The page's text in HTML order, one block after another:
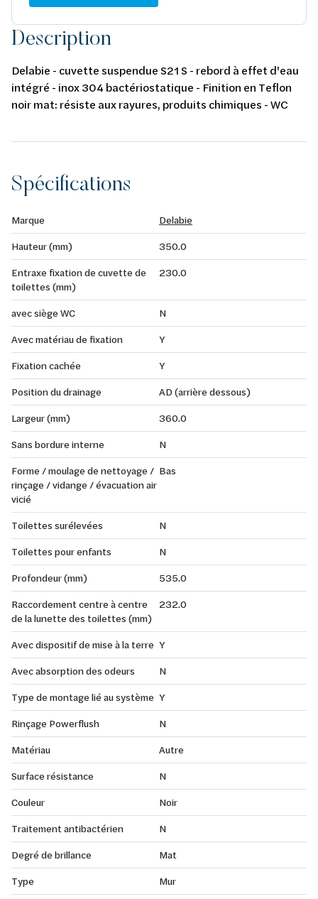
Description
Delabie - cuvette suspendue S21 S - rebord à effet d'eau
intégré - inox 304 bactériostatique - Finition en Teflon
noir mat: résiste aux rayures, produits chimiques - WC
Spécifications
Marque
Delabie
Hauteur (mm)
350.0
Entraxe fixation de cuvette de
toilettes (mm)
230.0
avec siège WC
N
Avec matériau de fixation
Y
Fixation cachée
Y
Position du drainage
AD (arrière dessous)
Largeur (mm)
360.0
Sans bordure interne
N
Forme / moulage de nettoyage /
rinçage / vidange / évacuation air
vicié
Bas
Toilettes surélevées
N
Toilettes pour enfants
N
Profondeur (mm)
535.0
Raccordement centre à centre
de la lunette des toilettes (mm)
232.0
Avec dispositif de mise à la terre Y
Avec absorption des odeurs
N
Type de montage lié au système Y
Rinçage Powerflush
N
Matériau
Autre
Surface résistance
N
Couleur
Noir
Traitement antibactérien
N
Degré de brillance
Mat
Type
Mur